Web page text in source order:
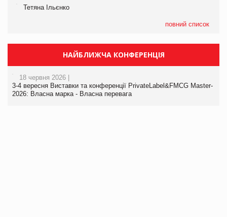
Тетяна Ільєнко
повний список
НАЙБЛИЖЧА КОНФЕРЕНЦІЯ
18 червня 2026 |
3-4 вересня Виставки та конференції PrivateLabel&FMCG Master-
2026: Власна марка - Власна перевага